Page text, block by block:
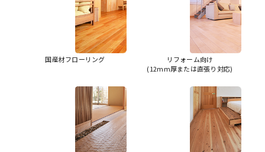
国産材フローリング
リフォーム向け
(12mm厚または直張り対応)